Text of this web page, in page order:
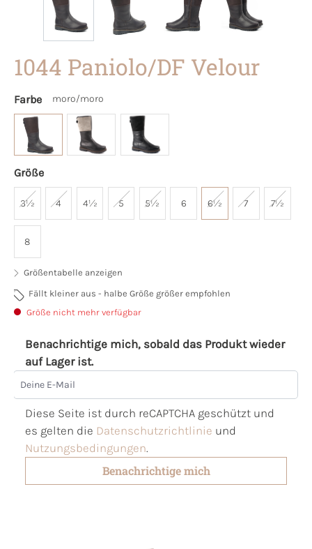
1044 Paniolo/DF Velour
Farbe moro/moro
Größe
3½ 4 4½ 5 5½ 6 6½ 7 7½
8
Größentabelle anzeigen
Fällt kleiner aus - halbe Größe größer empfohlen
Größe nicht mehr verfügbar
Benachrichtige mich, sobald das Produkt wieder
auf Lager ist.
Deine E-Mail
Diese Seite ist durch reCAPTCHA geschützt und
es gelten die Datenschutzrichtlinie und
Nutzungsbedingungen.
Benachrichtige mich